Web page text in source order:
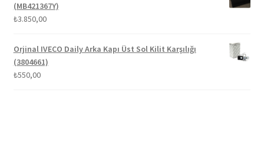
(MB421367Y)
₺3.850,00
Orjinal IVECO Daily Arka Kapı Üst Sol Kilit Karşılığı
(3804661)
₺550,00